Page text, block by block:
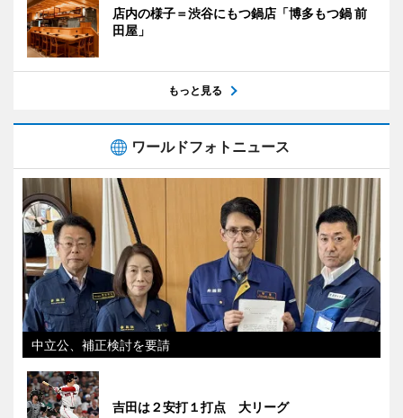
店内の様子＝渋谷にもつ鍋店「博多もつ鍋 前
田屋」
もっと見る
ワールドフォトニュース
中立公、補正検討を要請
吉田は２安打１打点 大リーグ